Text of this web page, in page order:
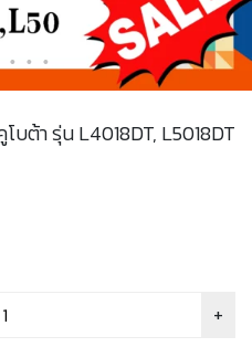
บต้า รุ่น L4018DT, L5018DT